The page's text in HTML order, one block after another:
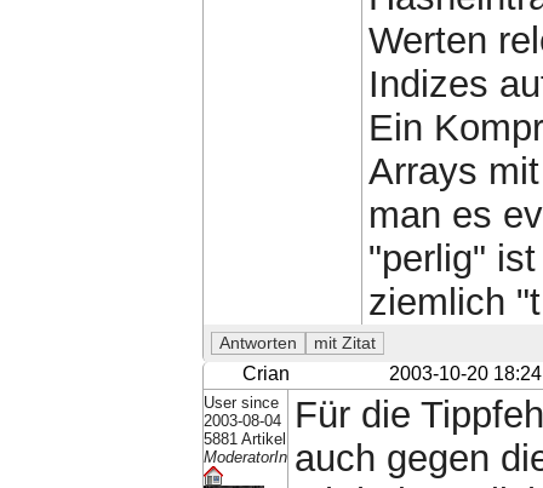
Werten
Indizes
Ein
Arrays
man es
"perlig"
ziemlich
Crian 2003-10-20 18:24
User since
2003-08-04
5881 Artikel
ModeratorIn
Für die
auch gegen